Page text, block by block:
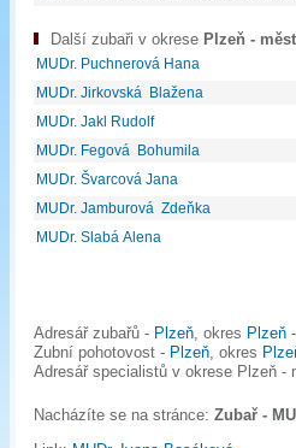
Další zubaři v okrese Plzeň -
MUDr. Puchnerová Hana
MUDr. Jirkovská Blažena
MUDr. Jakl Rudolf
MUDr. Fegová Bohumila
MUDr. Švarcová Jana
MUDr. Jamburová Zdeňka
MUDr. Slabá Alena
Adresář zubařů - Plzeň, okres Plzeň
Zubní pohotovost - Plzeň, okres
Adresář specialistů v okrese Plzeň -
Nacházíte se na stránce: Zubař -